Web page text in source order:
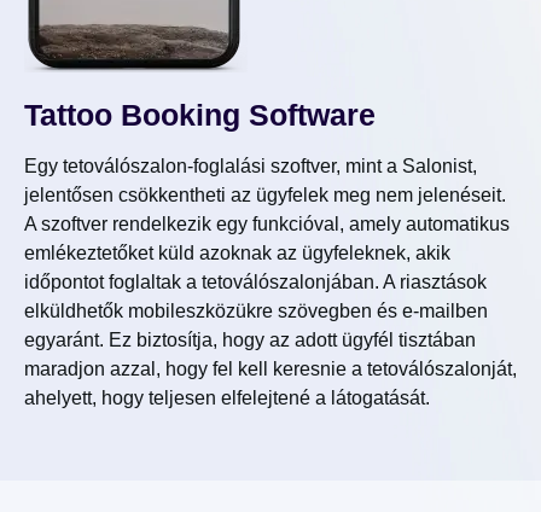
Tattoo Booking Software
Egy tetoválószalon-foglalási szoftver, mint a Salonist,
jelentősen csökkentheti az ügyfelek meg nem jelenéseit.
A szoftver rendelkezik egy funkcióval, amely automatikus
emlékeztetőket küld azoknak az ügyfeleknek, akik
időpontot foglaltak a tetoválószalonjában. A riasztások
elküldhetők mobileszközükre szövegben és e-mailben
egyaránt. Ez biztosítja, hogy az adott ügyfél tisztában
maradjon azzal, hogy fel kell keresnie a tetoválószalonját,
ahelyett, hogy teljesen elfelejtené a látogatását.